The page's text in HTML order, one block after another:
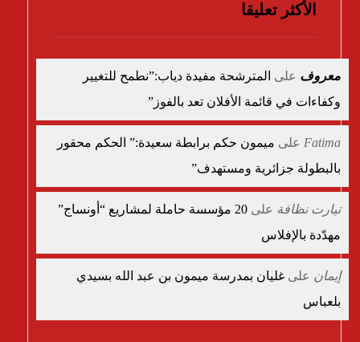
الأكثر تعليقا
معروف على المترشحة مفيدة دياب:”نطمح للتغيير
وكفاءات في قائمة الأفلان تعد بالفوز”
Fatima على ميمون حكم برابطة سعيدة:” الحكم محقور
بالبطولة جزائرية ومستهدف”
تيارت نظافة على
20 مؤسسة حاملة لمشاريع “أونساج”
مهدّدة بالإفلاس
إيمان على غليان بمدرسة ميمون بن عبد الله بسيدي
بلعباس